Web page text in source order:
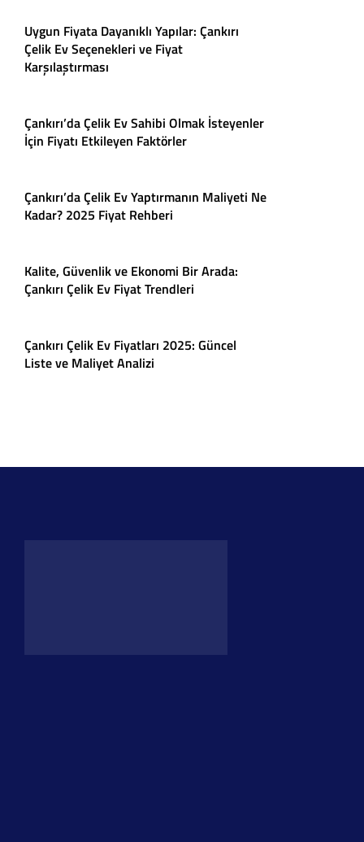
Uygun Fiyata Dayanıklı Yapılar: Çankırı
Çelik Ev Seçenekleri ve Fiyat
Karşılaştırması
Çankırı’da Çelik Ev Sahibi Olmak İsteyenler
İçin Fiyatı Etkileyen Faktörler
Çankırı’da Çelik Ev Yaptırmanın Maliyeti Ne
Kadar? 2025 Fiyat Rehberi
Kalite, Güvenlik ve Ekonomi Bir Arada:
Çankırı Çelik Ev Fiyat Trendleri
Çankırı Çelik Ev Fiyatları 2025: Güncel
Liste ve Maliyet Analizi